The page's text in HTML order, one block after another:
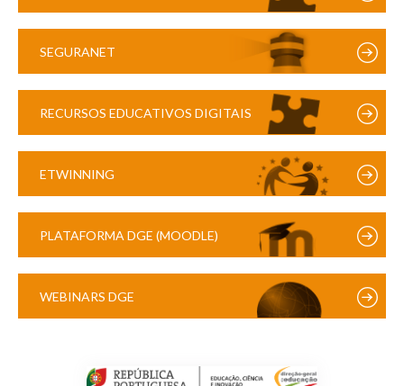
SEGURANET
RECURSOS EDUCATIVOS DIGITAIS
ETWINNING
PLATAFORMA DGE (MOODLE)
WEBINARS DGE